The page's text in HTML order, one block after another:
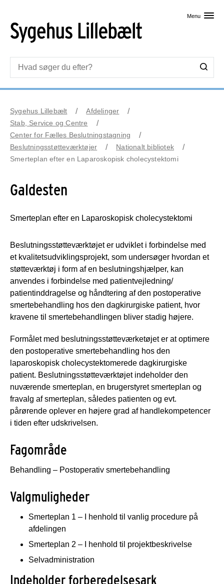
Menu
Sygehus Lillebælt
Afdelinger
Stab, Service og Centre
Center for Fælles Beslutningstagning
Beslutningsstøtteværktøjer
Nationalt bibliotek
Smerteplan efter en Laparoskopisk cholecystektomi
Galdesten
Smerteplan efter en Laparoskopisk cholecystektomi
Beslutningsstøtteværktøjet er udviklet i forbindelse med
et kvalitetsudviklingsprojekt, som undersøger hvordan et
støtteværktøj i form af en beslutningshjælper, kan
anvendes i forbindelse med patientvejledning/
patientinddragelse og håndtering af den postoperative
smertebehandling hos den dagkirurgiske patient, hvor
kravene til smertebehandlingen bliver stadig højere.
Formålet med beslutningsstøtteværketøjet er at optimere
den postoperative smertebehandling hos den
laparoskopisk cholecystektomerede dagkirurgiske
patient. Beslutningsstøtteværktøjet indeholder den
nuværende smerteplan, en brugerstyret smerteplan og
fravalg af smerteplan, således patienten og evt.
pårørende oplever en højere grad af handlekompetencer
i tiden efter udskrivelsen.
Fagområde
Behandling – Postoperativ smertebehandling
Valgmuligheder
Smerteplan 1 – I henhold til vanlig procedure på
afdelingen
Smerteplan 2 – I henhold til projektbeskrivelse
Selvadministration
Indeholder forberedelsesark